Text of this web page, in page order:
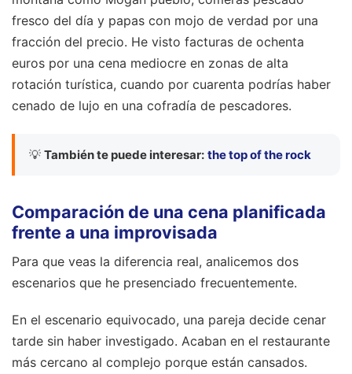
fresco del día y papas con mojo de verdad por una
fracción del precio. He visto facturas de ochenta
euros por una cena mediocre en zonas de alta
rotación turística, cuando por cuarenta podrías haber
cenado de lujo en una cofradía de pescadores.
💡 También te puede interesar: the top of the rock
Comparación de una cena planificada
frente a una improvisada
Para que veas la diferencia real, analicemos dos
escenarios que he presenciado frecuentemente.
En el escenario equivocado, una pareja decide cenar
tarde sin haber investigado. Acaban en el restaurante
más cercano al complejo porque están cansados.